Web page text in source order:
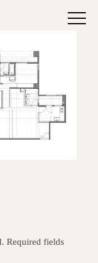
Required fields